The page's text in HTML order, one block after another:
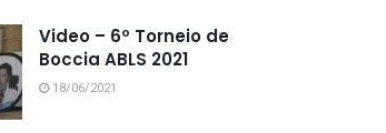
Video – 6º Torneio de
Boccia ABLS 2021
18/06/2021